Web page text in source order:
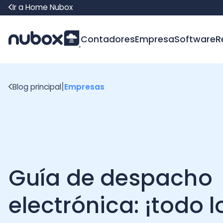
Ir a Home Nubox
ContadoresEmpresaSoftware
Guía de despacho
electrónica: ¡todo lo
que necesitas saber!